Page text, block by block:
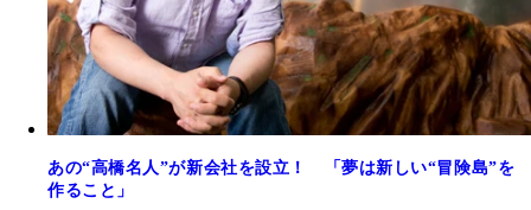
あの“高橋名人”が新会社を設立！ 「夢は新しい“冒険島”を
作ること」